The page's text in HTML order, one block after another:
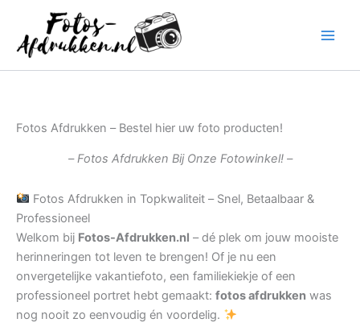
inhoud
Fotos Afdrukken – Bestel hier uw foto producten!
– Fotos Afdrukken Bij Onze Fotowinkel! –
Fotos Afdrukken in Topkwaliteit – Snel, Betaalbaar &
Professioneel
Welkom bij Fotos-Afdrukken.nl – dé plek om jouw mooiste
herinneringen tot leven te brengen! Of je nu een
onvergetelijke vakantiefoto, een familiekiekje of een
professioneel portret hebt gemaakt: fotos afdrukken was
nog nooit zo eenvoudig én voordelig.